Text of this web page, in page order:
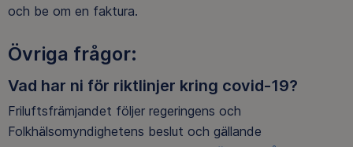
och be om en faktura.
Övriga frågor:
Vad har ni för riktlinjer kring covid-19?
Friluftsfrämjandet följer regeringens och
Folkhälsomyndighetens beslut och gällande